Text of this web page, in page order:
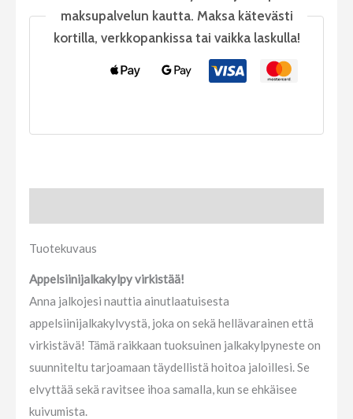
maksupalvelun kautta. Maksa kätevästi
kortilla, verkkopankissa tai vaikka laskulla!
Tuotekuvaus
Appelsiinijalkakylpy virkistää!
Anna jalkojesi nauttia ainutlaatuisesta
appelsiinijalkakylvystä, joka on sekä hellävarainen että
virkistävä! Tämä raikkaan tuoksuinen jalkakylpyneste on
suunniteltu tarjoamaan täydellistä hoitoa jaloillesi. Se
elvyttää sekä ravitsee ihoa samalla, kun se ehkäisee
kuivumista.